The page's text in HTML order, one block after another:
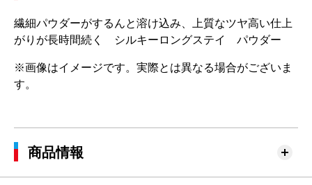
繊細パウダーがするんと溶け込み、上質なツヤ高い仕上
がりが長時間続く シルキーロングステイ パウダー
※画像はイメージです。実際とは異なる場合がございま
す。
商品情報